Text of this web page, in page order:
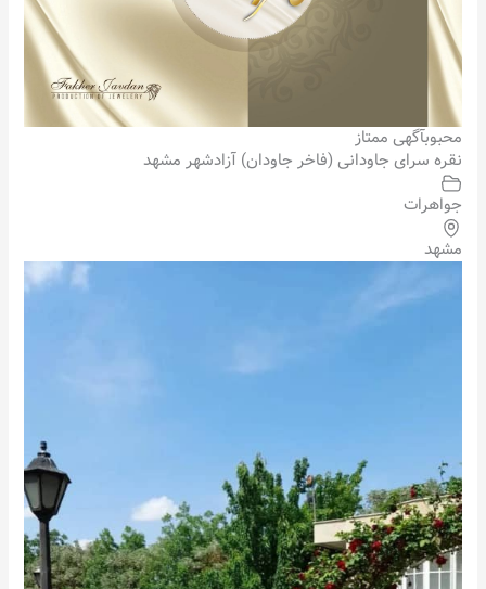
محبوبآگهی ممتاز
نقره سرای جاودانی (فاخر جاودان) آزادشهر مشهد
جواهرات
مشهد